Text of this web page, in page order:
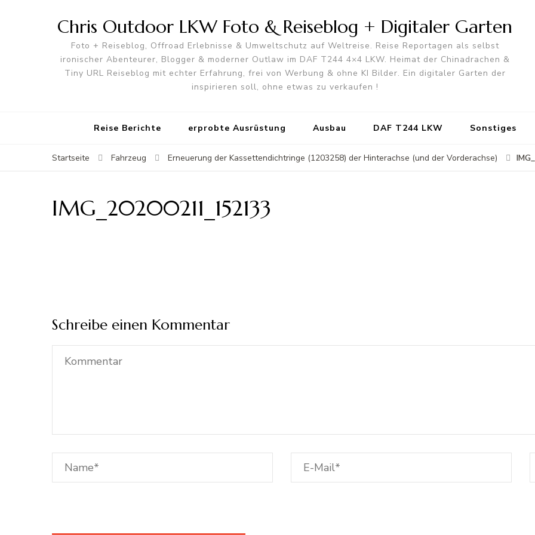
Chris Outdoor LKW Foto & Reiseblog + Digitaler Garten
Foto + Reiseblog, Offroad Erlebnisse & Umweltschutz auf Weltreise. Reise Reportagen als selbst
ironischer Abenteurer, Blogger & moderner Outlaw im DAF T244 4×4 LKW. Heimat der Chinadrachen &
Tiny URL Reiseblog mit echter Erfahrung, frei von Werbung & ohne KI Bilder. Ein digitaler Garten der
inspirieren soll, ohne etwas zu verkaufen !
Reise Berichte erprobte Ausrüstung Ausbau DAF T244 LKW Sonstiges
Startseite Fahrzeug Erneuerung der Kassettendichtringe (1203258) der Hinterachse (und der Vorderachse)
IMG_20200211_152133
Schreibe einen Kommentar